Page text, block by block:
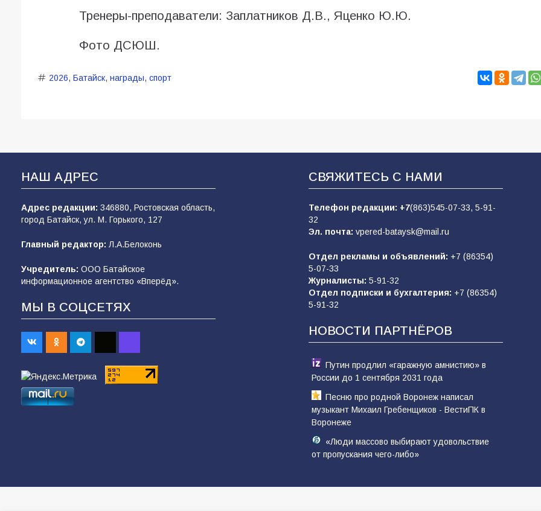
Тренеры-преподаватели: Заплатников Д.В., Яценко Ю.Ю.
Фото ДСЮШ.
2026, Батайск, награды, спорт
НАШ АДРЕС
Адрес редакции: 346880, Ростовская область,
город Батайск, ул. М. Горького, 127
Главный редактор: Л.А.Белоконь
Учредитель: ООО Батайское
информационное агентство «Вперёд».
МЫ В СОЦСЕТЯХ
СВЯЖИТЕСЬ С НАМИ
Телефон редакции: +7(863)545-07-33, 5-91-
32
Эл. почта: vpered-bataysk@mail.ru
Отдел рекламы и объявлений: +7 (86354)
5-07-33
Журналисты: 5-91-32
Отдел подписки и бухгалтерия: +7 (86354)
5-91-32
НОВОСТИ ПАРТНЁРОВ
Путин продлил «гаражную амнистию» в
России до 1 сентября 2031 года
Песню про родной Воронеж написал
музыкант Михаил Гребенщиков - ВестиПК в
Воронеже
«Люди массово выбирают удовольствие
от пропускания чего-либо»